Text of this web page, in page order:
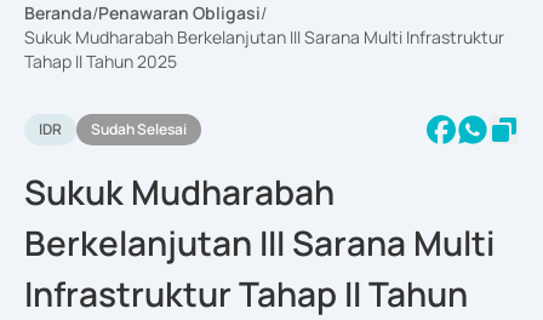
Beranda/Penawaran Obligasi/
Sukuk Mudharabah Berkelanjutan III Sarana Multi Infrastruktur
Tahap II Tahun 2025
IDR Sudah Selesai
Sukuk Mudharabah
Berkelanjutan III Sarana Multi
Infrastruktur Tahap II Tahun